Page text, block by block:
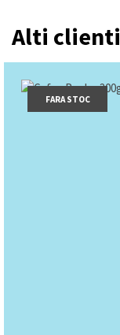
Alti
FARA STOC